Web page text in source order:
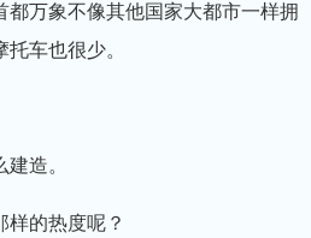
万象不像其他国家大都市一样拥
车也很少。
造。
的热度呢？